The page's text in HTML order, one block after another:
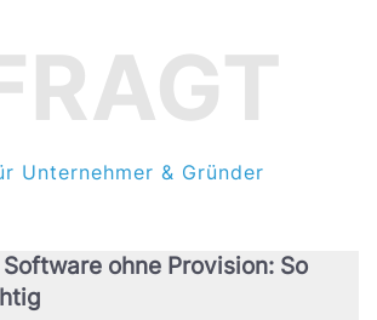
Unternehmer & Gründer
ohne Provision: So